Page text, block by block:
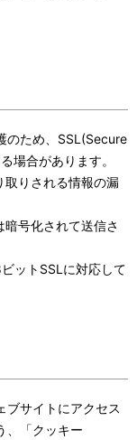
のため、SSL(Secure
場合があります。
取りされる情報の漏
号化されて送信さ
ットSSLに対応して
ブサイトにアクセス
、「クッキー